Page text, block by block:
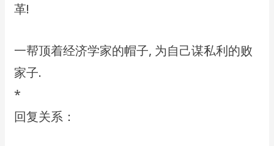
革!
一帮顶着经济学家的帽子, 为自己谋私利的败
家子.
​*
回复关系：